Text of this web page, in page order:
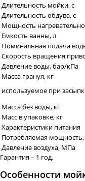
Длительность мойки, с
Длительность обдува, с
Мощность
Емкость ванны, л
Номинальная подача
Скорость вращения
Давление воды, бар/кПа
Масса гранул, кг
используемое при
Масса без воды, кг
Масс в упаковке, кг
Характеристики питания
Потребляемая мощность,
Давление воздуха, МПа
Гарантия – 1 год.
Особенности